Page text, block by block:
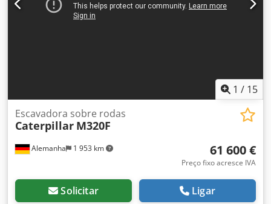
1 / 15
Alemanha 1 953 km
Escavadora sobre rodas
Caterpillar M320F
61 600 €
Preço fixo acresce IVA
Solicitar Ligar